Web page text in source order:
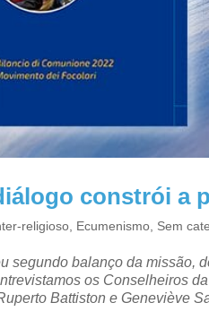
constrói a
religioso, Ecumenismo, Sem
segundo balanço da missão,
os Conselheiros
Battiston e Geneviève